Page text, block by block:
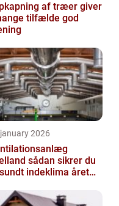
af træer giver
tilfælde god
2026
sikrer du
indeklima året